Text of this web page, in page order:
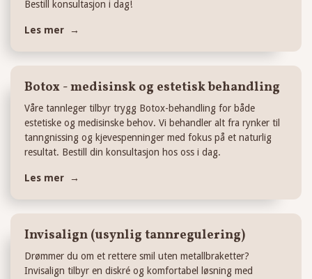
Bestill konsultasjon i dag!
Les mer →
Botox - medisinsk og estetisk behandling
Våre tannleger tilbyr trygg Botox-behandling for både
estetiske og medisinske behov. Vi behandler alt fra rynker til
tanngnissing og kjevespenninger med fokus på et naturlig
resultat. Bestill din konsultasjon hos oss i dag.
Les mer →
Invisalign (usynlig tannregulering)
Drømmer du om et rettere smil uten metallbraketter?
Invisalign tilbyr en diskré og komfortabel løsning med